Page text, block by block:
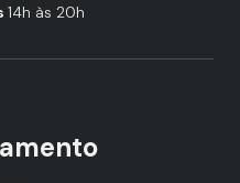
14h às 20h